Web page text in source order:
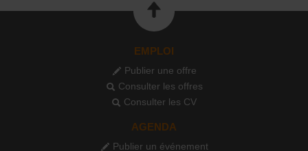
EMPLOI
Publier une offre
Consulter les offres
Consulter les CV
AGENDA
Publier un événement